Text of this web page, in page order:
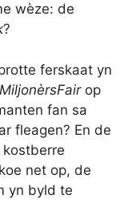
wèze: de
?
ferskaat yn
MiljonèrsFairop
fan sa
fleagen? En de
net op, de
yn byld te